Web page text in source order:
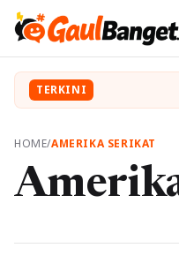
TERKINI
HOME/AMERIKA SERIKAT